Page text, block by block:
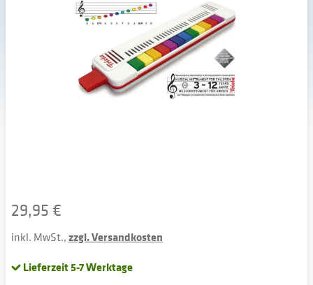
29,95 €
inkl. MwSt.,zzgl. Versandkosten
Lieferzeit 5-7 Werktage